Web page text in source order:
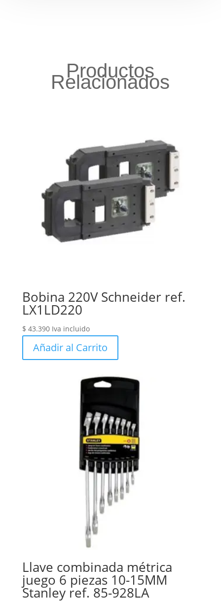
Productos
Relacionados
Bobina 220V Schneider ref.
LX1LD220
$ 43.390 Iva incluido
Añadir al Carrito
Llave combinada métrica
juego 6 piezas 10-15MM
Stanley ref. 85-928LA